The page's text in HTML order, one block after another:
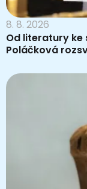
8. 8. 2026
Od literatury ke
Poláčková